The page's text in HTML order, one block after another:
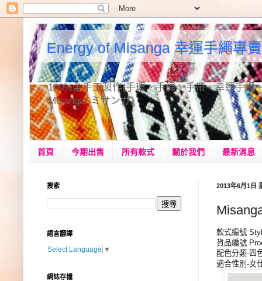
Energy of Misanga 幸運手繩專賣
100%全手工製作(手環、手繩、手帶、幸運手繩
Misanga, ミサンガ.
首頁 今期出售 所有款式 關於我們 最新消息
2013年6月1日
款式編號
貨品編號
配色分類-四
適合性別-女
搜索
語言翻譯
Select Language ▼
網誌存檔